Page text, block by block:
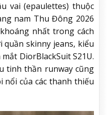
vai (epaulettes) thuộc
nam Thu Đông 2026
nhất trong cách
quần skinny jeans, kiểu
DiorBlackSuit S21U.
tinh thần runway cũng
của các thanh thiếu